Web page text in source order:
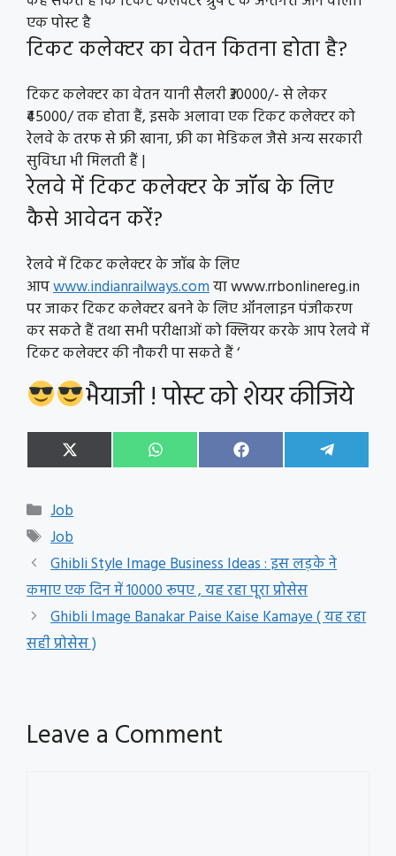
एक पोस्ट है
टिकट कलेक्टर का वेतन कितना होता है?
टिकट कलेक्टर का वेतन यानी सैलरी ₹30000/- से लेकर
₹45000/ तक होता हैं, इसके अलावा एक टिकट कलेक्टर को
रेलवे के तरफ से फ्री खाना, फ्री का मेडिकल जैसे अन्य सरकारी
सुविधा भी मिलती हैं |
रेलवे में टिकट कलेक्टर के जॉब के लिए
कैसे आवेदन करें?
रेलवे में टिकट कलेक्टर के जॉब के लिए
आपwww.indianrailways.comया www.rrbonlinereg.in
पर जाकर टिकट कलेक्टर बनने के लिए ऑनलाइन पंजीकरण
कर सकते हैं तथा सभी परीक्षाओं को क्लियर करके आप रेलवे में
टिकट कलेक्टर की नौकरी पा सकते हैं ‘
भैयाजी ! पोस्ट को शेयर कीजिये
Share
on
X
(
e
r
)
Share
on
W
h
p
Share
on
F
a
k
Share
on
e
m
Categories
Job
Tags
Job
Ghibli Style Image Business Ideas : इस लड़के ने
कमाए एक दिन में 10000 रूपए , यह रहा पूरा प्रोसेस
Ghibli Image Banakar Paise Kaise Kamaye ( यह रहा
सही प्रोसेस )
Leave a Comment